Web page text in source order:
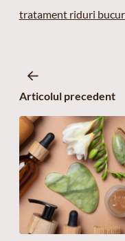
tratament riduri
Articolul precedent